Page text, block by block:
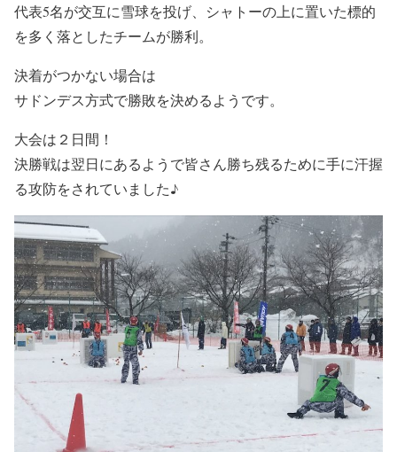
代表5名が交互に雪球を投げ、シャトーの上に置いた標的
を多く落としたチームが勝利。
決着がつかない場合は
サドンデス方式で勝敗を決めるようです。
大会は２日間！
決勝戦は翌日にあるようで皆さん勝ち残るために手に汗握
る攻防をされていました♪